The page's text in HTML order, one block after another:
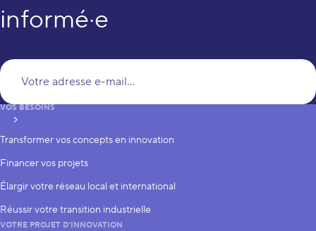
informé·e
S’inscrire
VOS BESOINS
Transformer vos concepts en innovation
Financer vos projets
Élargir votre réseau local et international
Réussir votre transition industrielle
VOTRE PROJET D’INNOVATION